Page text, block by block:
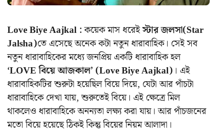
Love Biye Aajkal :কয়েক মাস ধরেইস্টার জলসা(Star
Jalsha)তে এসেছে অনেক কটা নতুন ধারাবাহিক। সেই সব
নতুন ধারাবাহিকের মধ্যে জনপ্রিয় একটি ধারাবাহিক হল
‘LOVE বিয়ে আজকাল’ (Love Biye Aajkal) । এই
ধারাবাহিকটির শুরুটা হয়েছিল বিয়ে দিয়ে, যেটা আর পাঁচটা
ধারাবাহিকে দেখা যায়, শুরুতেই বিয়ে। এই ক্ষেত্রে মিল
থাকলেও ধারাবাহিকে অনন্যতা লক্ষ্য করা যায়। আর পাঁচজনের
মতো বিয়ে হয়েছে ঠিকই কিন্তু বিয়ের নিয়ম আলাদা।